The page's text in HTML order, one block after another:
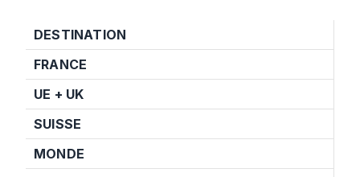
DESTINATION
FRANCE
UE + UK
SUISSE
MONDE